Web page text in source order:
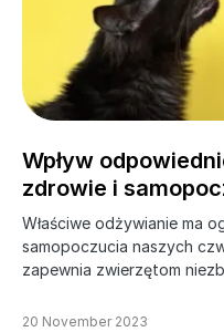
Wpływ
zdrowie i
Właściwe odżywianie ma
samopoczucia naszych
zapewnia zwierzętom
20 November 2023